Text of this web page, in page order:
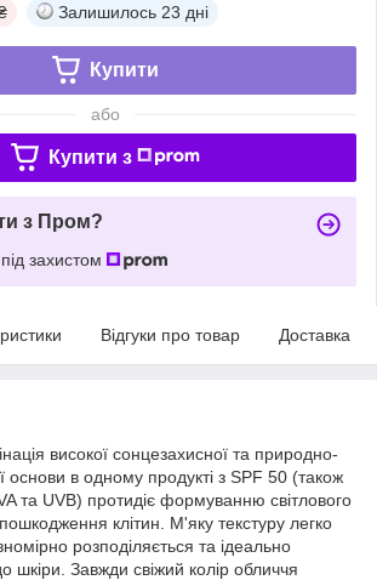
Залишилось 23 дні
Купити
або
Купити з
з Пром?
захистом
Відгуки про товар Доставка
високої сонцезахисної та природно-
основи в одному продукті з SPF 50 (також
та UVB) протидіє формуванню світлового
клітин. М'яку текстуру легко
розподіляється та ідеально
шкіри. Завжди свіжий колір обличчя